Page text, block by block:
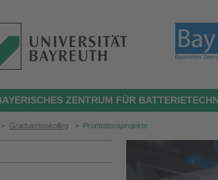
ZENTRUM FÜR
Graduiertenkolleg > Promotionsprojekte